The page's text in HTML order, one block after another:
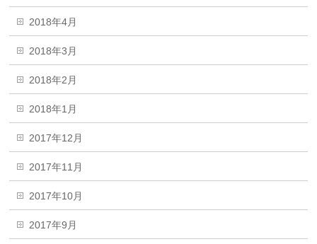
2018年4月
2018年3月
2018年2月
2018年1月
2017年12月
2017年11月
2017年10月
2017年9月